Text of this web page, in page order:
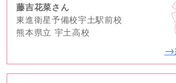
藤吉花菜さん
東進衛星予備校宇土駅前校
熊本県立 宇土高校
→